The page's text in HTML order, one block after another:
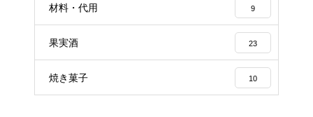
材料・代用 9
果実酒 23
焼き菓子 10